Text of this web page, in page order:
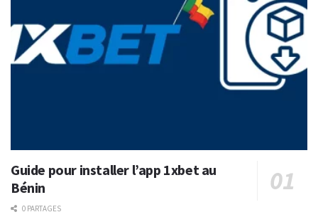
Guide pour installer l’app 1xbet au
Bénin
0 PARTAGES